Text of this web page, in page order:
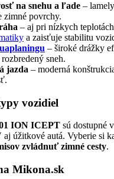
na snehu a ľade –
zimné povrchy.
– aj pri nízkych
a zaisťuje stabilitu
– široké drážky
sneh.
jazda – moderná
vozidiel
ION ICEPT sú dostupné
aj úžitkové autá. Vyberie si
zvládnuť zimné cesty.
Mikona.sk